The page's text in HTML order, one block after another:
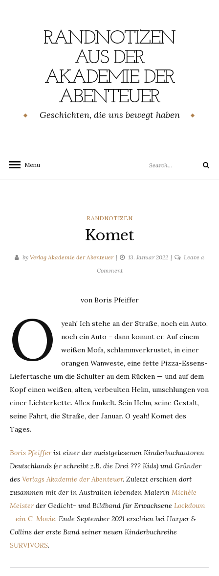
RANDNOTIZEN
AUS DER
AKADEMIE DER
ABENTEUER
Geschichten, die uns bewegt haben
Menu
for:
Search
CATEGORIES
RANDNOTIZEN
Komet
by Verlag Akademie der Abenteuer 13. Januar 2022
Leave a
Commenton
von Boris Pfeiffer
O
yeah! Ich stehe an der Straße, noch ein Auto,
noch ein Auto – dann kommt er. Auf einem
weißen Mofa, schlammverkrustet, in einer
orangen Wanweste, eine fette Pizza-Essens-
Liefertasche um die Schulter au dem Rücken — und auf dem
Kopf einen weißen, alten, verbeulten Helm, umschlungen von
einer Lichterkette. Alles funkelt. Sein Helm, seine Gestalt,
seine Fahrt, die Straße, der Januar. O yeah! Komet des
Tages.
Boris Pfeifferist einer der meistgelesenen Kinderbuchautoren
Deutschlands (er schreibt z.B. die Drei ??? Kids) und Gründer
des Verlags Akademie der Abenteuer. Zuletzt erschien dort
zusammen mit der in Australien lebenden Malerin Michèle
Meisterder Gedicht- und Bildband für Erwachsene Lockdown
– ein C-Movie. Ende September 2021 erschien bei Harper &
Collins der erste Band seiner neuen Kinderbuchreihe
SURVIVORS.